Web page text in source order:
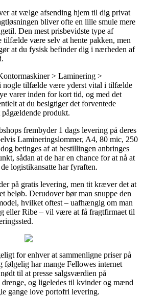
at vælge afsending hjem til dig privat
bliver ofte en lille smule mere
Den mest prisbevidste type af
tilfælde være selv at hente pakken, men
at du fysisk befinder dig i nærheden af
> Laminering >
nogle tilfælde være yderst vital i tilfælde
varer inden for kort tid, og med det
at du besigtiger det forventede
produkt.
frembyder 1 dags levering på deres
Lamineringslommer, A4, 80 mic, 250
betinges af at bestillingen anbringes
sådan at de har en chance for at nå at
logistikansatte har fyraften.
på gratis levering, men tit kræver det at
beløb. Derudover bør man snuppe den
hvilket oftest – uafhængig om man
eller Ribe – vil være at få fragtfirmaet til
for enhver at sammenligne priser på
følgelig har mange Fellowes internet
til at presse salgsværdien på
og ligeledes til kvinder og mænd
gange love portofri levering.